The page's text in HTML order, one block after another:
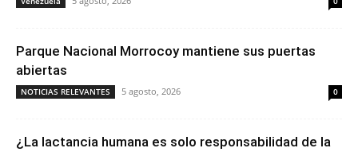
Parque Nacional Morrocoy mantiene sus puertas
abiertas
NOTICIAS RELEVANTES 5 agosto, 2026 0
¿La lactancia humana es solo responsabilidad de la